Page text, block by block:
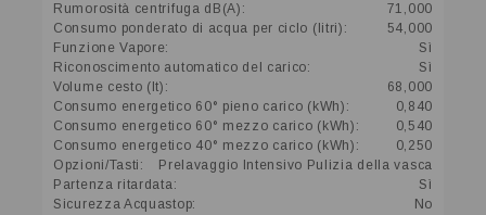
Rumorosità centrifuga dB(A):
71,000
Consumo ponderato di acqua per ciclo (litri):
54,000
Funzione Vapore:
Sì
Riconoscimento automatico del carico:
Sì
Volume cesto (lt):
68,000
Consumo energetico 60° pieno carico (kWh):
0,840
Consumo energetico 60° mezzo carico (kWh):
0,540
Consumo energetico 40° mezzo carico (kWh):
0,250
Opzioni/Tasti:
Prelavaggio Intensivo Pulizia della vasca
Partenza ritardata:
Sì
Sicurezza Acquastop:
No